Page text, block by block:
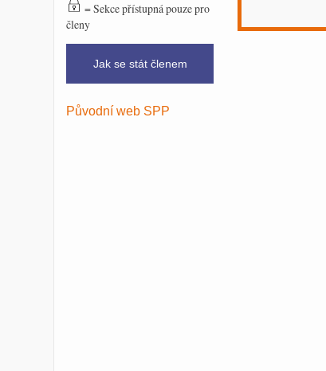
= Sekce přístupná pouze pro
členy
Jak se stát členem
Původní web SPP